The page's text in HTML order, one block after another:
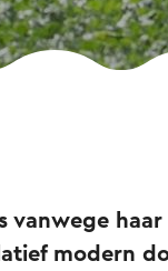
vanwege
modern